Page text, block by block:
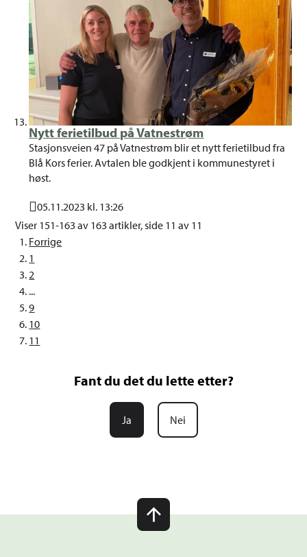
Nytt ferietilbud på Vatnestrøm
Stasjonsveien 47 på Vatnestrøm blir et nytt ferietilbud fra
Blå Kors ferier. Avtalen ble godkjent i kommunestyret i
høst.
Publisert
05.11.2023 kl. 13:26
Viser 151-163 av 163 artikler,side 11 av 11
Forrige
1
2
...
9
10
11
Fant du det du lette etter?
Ja Nei